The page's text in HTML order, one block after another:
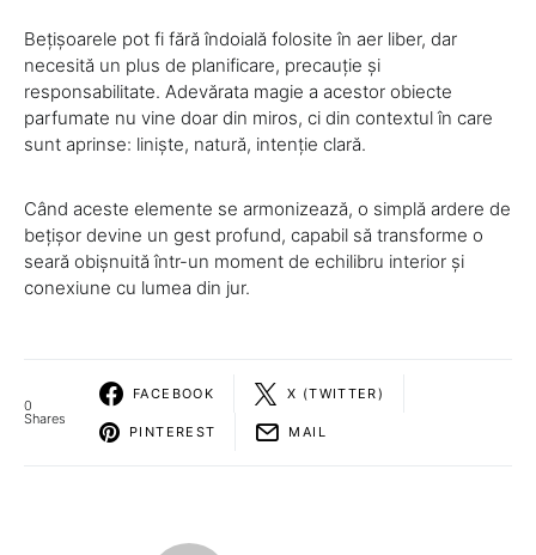
Bețișoarele pot fi fără îndoială folosite în aer liber, dar
necesită un plus de planificare, precauție și
responsabilitate. Adevărata magie a acestor obiecte
parfumate nu vine doar din miros, ci din contextul în care
sunt aprinse: liniște, natură, intenție clară.
Când aceste elemente se armonizează, o simplă ardere de
bețișor devine un gest profund, capabil să transforme o
seară obișnuită într-un moment de echilibru interior și
conexiune cu lumea din jur.
0
Shares
FACEBOOK X (TWITTER)
PINTEREST MAIL